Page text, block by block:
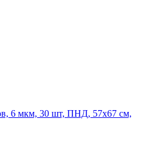
6 мкм, 30 шт, ПНД, 57х67 см,